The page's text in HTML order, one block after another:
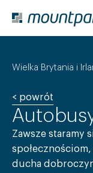
Strona
O nas
Nasi
Wielka Brytania i
< powrót
Zawsze staramy
ducha